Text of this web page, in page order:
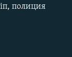
полиция